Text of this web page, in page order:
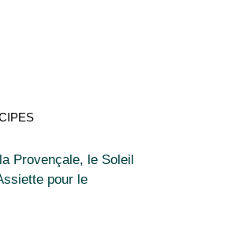
Provençale, le Soleil
pour le